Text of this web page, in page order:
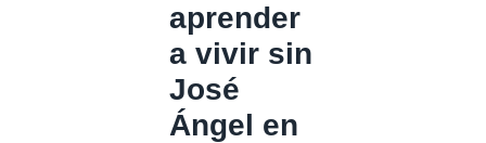
aprender
a vivir sin
José
Ángel en